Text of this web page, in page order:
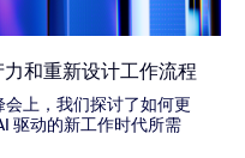
和重新设计工作流程
上，我们探讨了如何更
驱动的新工作时代所需